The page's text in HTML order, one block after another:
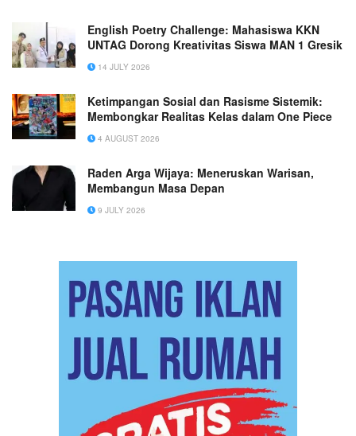
English Poetry Challenge: Mahasiswa KKN
UNTAG Dorong Kreativitas Siswa MAN 1 Gresik
14 JULY 2026
Ketimpangan Sosial dan Rasisme Sistemik:
Membongkar Realitas Kelas dalam One Piece
4 AUGUST 2026
Raden Arga Wijaya: Meneruskan Warisan,
Membangun Masa Depan
9 JULY 2026